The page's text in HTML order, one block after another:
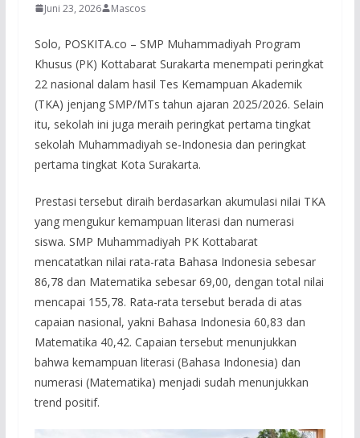
Juni 23, 2026 Mascos
Solo, POSKITA.co – SMP Muhammadiyah Program
Khusus (PK) Kottabarat Surakarta menempati peringkat
22 nasional dalam hasil Tes Kemampuan Akademik
(TKA) jenjang SMP/MTs tahun ajaran 2025/2026. Selain
itu, sekolah ini juga meraih peringkat pertama tingkat
sekolah Muhammadiyah se-Indonesia dan peringkat
pertama tingkat Kota Surakarta.
Prestasi tersebut diraih berdasarkan akumulasi nilai TKA
yang mengukur kemampuan literasi dan numerasi
siswa. SMP Muhammadiyah PK Kottabarat
mencatatkan nilai rata-rata Bahasa Indonesia sebesar
86,78 dan Matematika sebesar 69,00, dengan total nilai
mencapai 155,78. Rata-rata tersebut berada di atas
capaian nasional, yakni Bahasa Indonesia 60,83 dan
Matematika 40,42. Capaian tersebut menunjukkan
bahwa kemampuan literasi (Bahasa Indonesia) dan
numerasi (Matematika) menjadi sudah menunjukkan
trend positif.